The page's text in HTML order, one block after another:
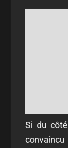
Si du